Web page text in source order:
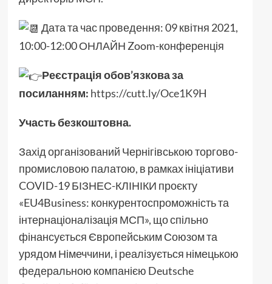
Дата та час проведення: 09 квітня 2021,
10:00-12:00 ОНЛАЙН Zoom-конференція
Реєстрація обов’язкова за
посиланням: https://cutt.ly/Oce1K9H
Участь безкоштовна.
Захід організований Чернігівською торгово-
промисловою палатою, в рамках ініціативи
COVID-19 БІЗНЕС-КЛІНІКИ проєкту
«EU4Business: конкурентоспроможність та
інтернаціоналізація МСП», що спільно
фінансується Європейським Союзом та
урядом Німеччини, і реалізується німецькою
федеральною компанією Deutsche